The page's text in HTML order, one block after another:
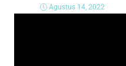
Agustus 14, 2022